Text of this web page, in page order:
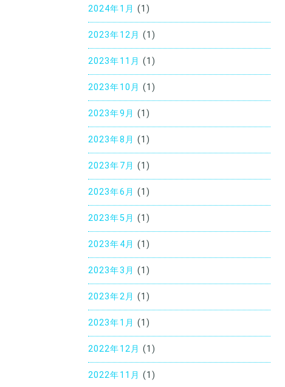
2024年1月 (1)
2023年12月 (1)
2023年11月 (1)
2023年10月 (1)
2023年9月 (1)
2023年8月 (1)
2023年7月 (1)
2023年6月 (1)
2023年5月 (1)
2023年4月 (1)
2023年3月 (1)
2023年2月 (1)
2023年1月 (1)
2022年12月 (1)
2022年11月 (1)